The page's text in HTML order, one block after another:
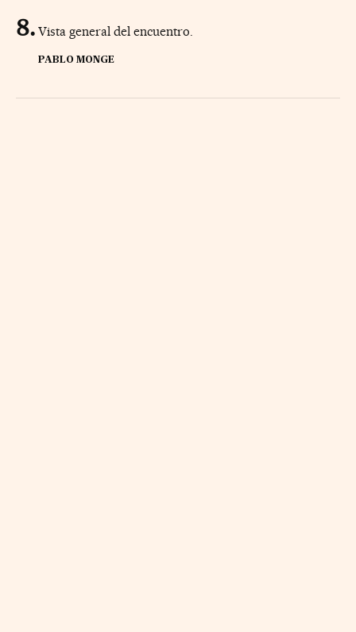
Vista general del encuentro.
PABLO MONGE